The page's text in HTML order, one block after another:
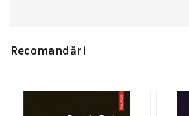
Recomandări